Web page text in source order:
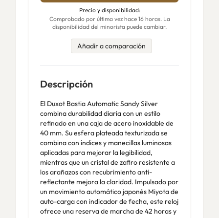
Precio y disponibilidad:
Comprobado por última vez hace 16 horas. La
disponibilidad del minorista puede cambiar.
Añadir a comparación
Descripción
El Duxot Bastia Automatic Sandy Silver
combina durabilidad diaria con un estilo
refinado en una caja de acero inoxidable de
40 mm. Su esfera plateada texturizada se
combina con índices y manecillas luminosas
aplicadas para mejorar la legibilidad,
mientras que un cristal de zafiro resistente a
los arañazos con recubrimiento anti-
reflectante mejora la claridad. Impulsado por
un movimiento automático japonés Miyota de
auto-carga con indicador de fecha, este reloj
ofrece una reserva de marcha de 42 horas y